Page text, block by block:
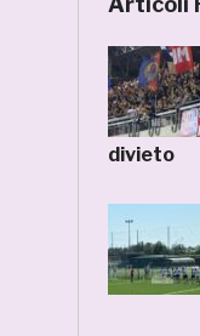
divieto